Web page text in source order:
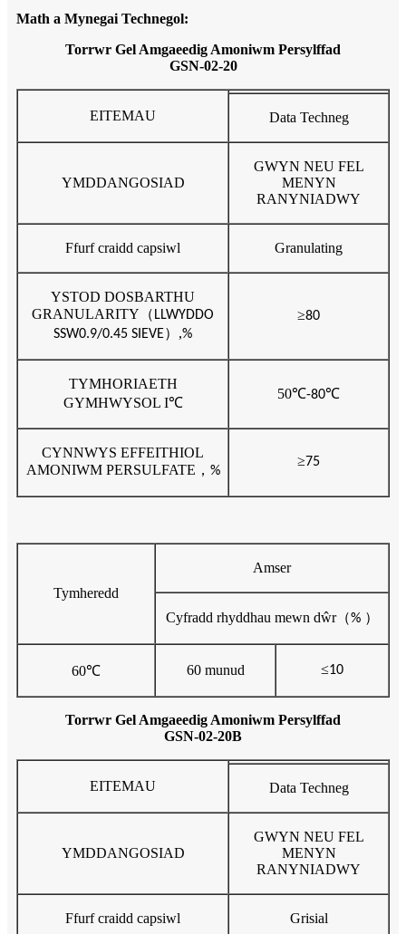
Math a Mynegai Technegol:
Torrwr Gel Amgaeedig Amoniwm Persylffad
GSN-02-20
EITEMAU Data Techneg
YMDDANGOSIAD
GWYN NEU FEL
MENYN
RANYNIADWY
Ffurf craidd capsiwl Granulating
YSTOD DOSBARTHU
GRANULARITY （ LLWYDDO
SSW0.9/0.45 SIEVE）,%
≥80
TYMHORIAETH
GYMHWYSOL I℃
50℃-80℃
CYNNWYS EFFEITHIOL
AMONIWM PERSULFATE ， %
≥75
Tymheredd
Amser
Cyfradd rhyddhau mewn dŵr（% ）
60℃ 60 munud ≤10
Torrwr Gel Amgaeedig Amoniwm Persylffad
GSN-02-20B
EITEMAU Data Techneg
YMDDANGOSIAD
GWYN NEU FEL
MENYN
RANYNIADWY
Ffurf craidd capsiwl Grisial